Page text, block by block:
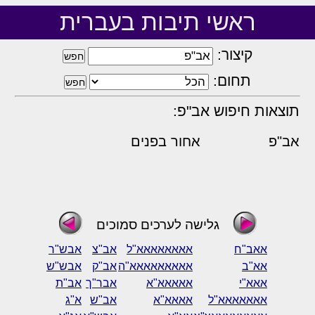
ראשי תיבות בעברית
קיצור:
תחום:
תוצאות חיפוש אב"פ:
אב"פ אחור בפנים
גלישה לערכים סמוכים
אאב"ח אאאאאאאא"ל אב"צ
אבש"ר
אא"ב
אאאאאאאאא"האב"ק
אבש"ש
אאא"י
אאאאא"א אבר"ך אב"ת
אאאאאאא"ל
אאאא"א אב"ש
א"ג